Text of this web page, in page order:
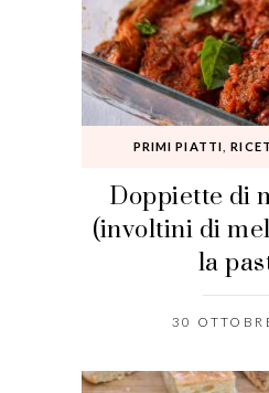
PRIMI PIATTI ,
Doppiette di
(involtini di
la
30